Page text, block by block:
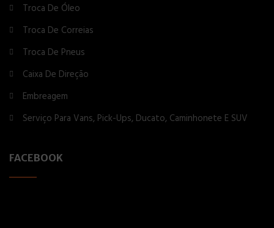
Troca De Óleo
Troca De Correias
Troca De Pneus
Caixa De Direção
Embreagem
Serviço Para Vans, Pick-Ups, Ducato, Caminhonete E SUV
FACEBOOK